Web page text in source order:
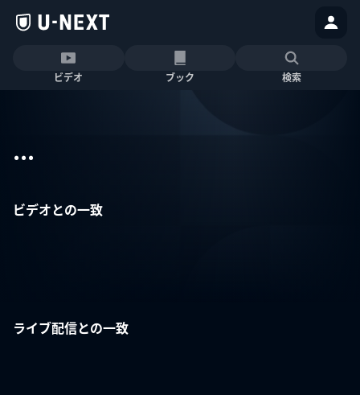
ビデオ ブック 検索
...
ビデオとの一致
ライブ配信との一致